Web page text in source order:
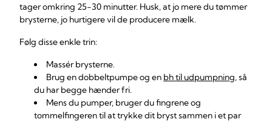
tager omkring 25-30 minutter. Husk, at jo mere du tømmer
brysterne, jo hurtigere vil de producere mælk.
Følg disse enkle trin:
Massér brysterne.
Brug en dobbeltpumpe og en bh til udpumpning, så
du har begge hænder fri.
Mens du pumper, bruger du fingrene og
tommelfingeren til at trykke dit bryst sammen i et par